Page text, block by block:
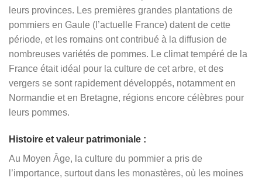
leurs provinces. Les premières grandes plantations de
pommiers en Gaule (l’actuelle France) datent de cette
période, et les romains ont contribué à la diffusion de
nombreuses variétés de pommes. Le climat tempéré de la
France était idéal pour la culture de cet arbre, et des
vergers se sont rapidement développés, notamment en
Normandie et en Bretagne, régions encore célèbres pour
leurs pommes.
Histoire et valeur patrimoniale :
Au Moyen Âge, la culture du pommier a pris de
l’importance, surtout dans les monastères, où les moines